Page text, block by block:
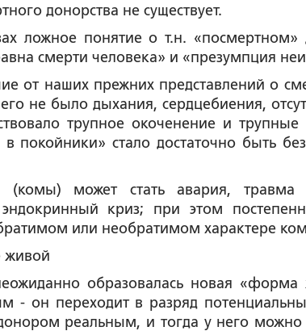
донорства не существует.
ложное понятие о т.н. «посмертном»
смерти человека» и «презумпция
от наших прежних представлений о
не было дыхания, сердцебиения,
трупное окоченение и
в покойники» стало достаточно быть
(комы) может стать авария, травма
эндокринный криз; при этом
или необратимом характере
живой
образовалась новая
- он переходит в разряд
реальным, и тогда у него